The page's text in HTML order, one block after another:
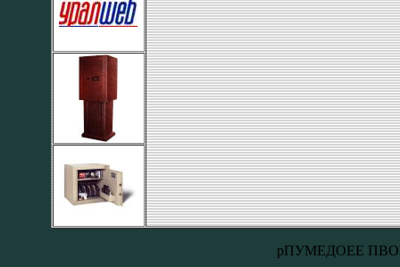
рПУМЕДОЕЕ